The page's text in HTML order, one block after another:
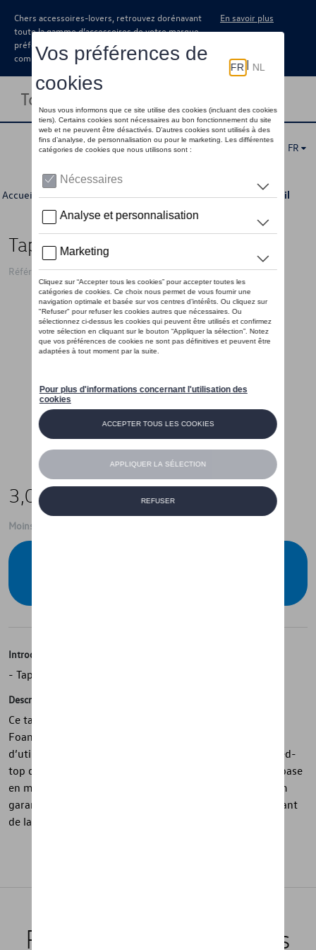
Chers accessoires-lovers, retrouvez dorénavant
toute la gamme d’accessoires de votre marque
préférée sous forme de catalogue à
commander auprès de votre concessionaire.
En savoir plus
Toggle navigation
FR
Accueil >Pour vous >Dernière chance >Accessoires > Détail
Tapis de souris VW, bleu clair
Référence: 000087703MS
3,00 €
Moins de 5 pcs disponibles.
Introduction
- Tapis de souris avec logo Volkswagen
Description
Ce tapis de souris avec logo Volkswagen est fabriqué en
Foam-tec-HF soudé et offre un excellent confort
d’utilisation. Ses bords ergonomiques et sa surface Speed-
top de 0,3 mm assurent une glisse fluide, tandis que la base
en mousse Slide-stop super adhérente d’environ 1,2 mm
garantit une parfaite stabilité. Un objet pratique et élégant
de la collection de matériel promotionnel.
Produits recommandés